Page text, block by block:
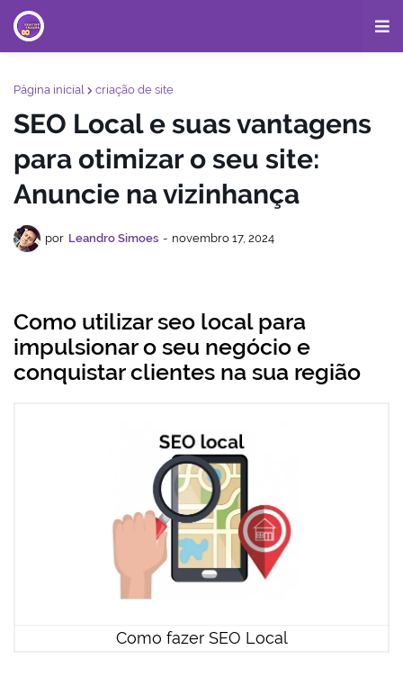
Página inicial criação de site
SEO Local e suas vantagens
para otimizar o seu site:
Anuncie na vizinhança
por Leandro Simoes - novembro 17, 2024
Como utilizar seo local para
impulsionar o seu negócio e
conquistar clientes na sua região
Como fazer SEO Local